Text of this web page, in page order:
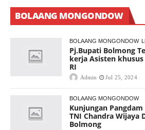
BOLAANG MONGONDOW
BOLAANG MONGONDOW
Pj.Bupati Bolmong
kerja Asisten
RI
Admin Jul 25, 2024
BOLAANG MONGONDOW
Kunjungan
TNI Chandra Wijaya
Bolmong